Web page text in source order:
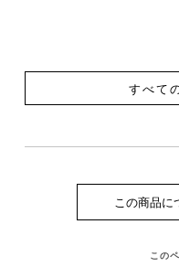
馬の選択 ／若馬の調
調教／障害飛越におけ
トレーニングにおけ
第３部：馬術競技
久競技（野外騎乗）
すべて
この商品に
この